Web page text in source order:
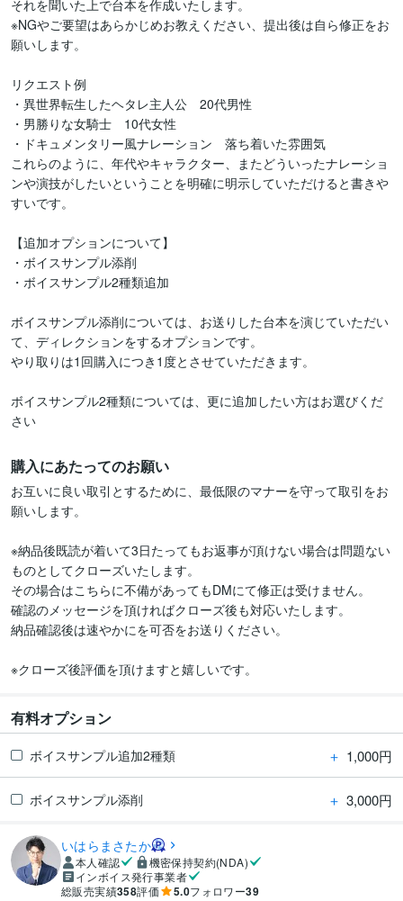
それを聞いた上で台本を作成いたします。
※NGやご要望はあらかじめお教えください、提出後は自ら修正をお
願いします。
リクエスト例
・異世界転生したヘタレ主人公　20代男性
・男勝りな女騎士　10代女性
・ドキュメンタリー風ナレーション　落ち着いた雰囲気
これらのように、年代やキャラクター、またどういったナレーショ
ンや演技がしたいということを明確に明示していただけると書きや
すいです。
【追加オプションについて】
・ボイスサンプル添削
・ボイスサンプル2種類追加
ボイスサンプル添削については、お送りした台本を演じていただい
て、ディレクションをするオプションです。
やり取りは1回購入につき1度とさせていただきます。
ボイスサンプル2種類については、更に追加したい方はお選びくだ
購入にあたってのお願い
お互いに良い取引とするために、最低限のマナーを守って取引をお
願いします。
※納品後既読が着いて3日たってもお返事が頂けない場合は問題ない
ものとしてクローズいたします。
その場合はこちらに不備があってもDMにて修正は受けません。
確認のメッセージを頂ければクローズ後も対応いたします。
納品確認後は速やかにを可否をお送りください。
有料オプション
ボイスサンプル追加2種類 ＋ 1,000円
ボイスサンプル添削 ＋ 3,000円
いはらまさたか
本人確認
機密保持契約(NDA)
インボイス発行事業者
総販売実績358評価 5.0フォロワー39